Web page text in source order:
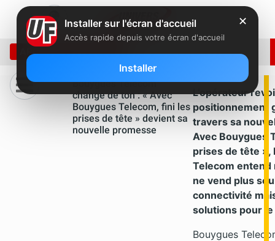
ARCHIVE: JUIN 2026
Bouygues Telecom
change de ton : « Avec
Bouygues Telecom, fini les
prises de tête » devient sa
nouvelle promesse
L’opérateur
positionnement
travers sa
Avec Bouygues
prises de tête »,
Telecom entend
ne vend plus
connectivité
solutions pour
Bouygues
✕
Installer sur l'écran d'accueil
Accès rapide depuis votre écran d'accueil
Installer